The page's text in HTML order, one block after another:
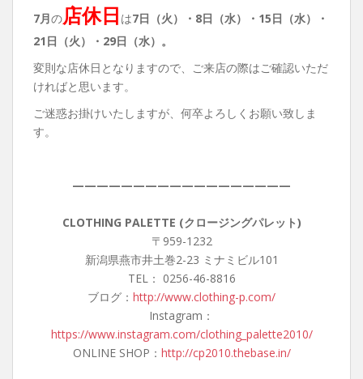
7月の店休日 は7日（火）・8日（水）・15日（水）・
21日（火）・29日（水）。
変則な店休日となりますので、ご来店の際はご確認いただ
ければと思います。
ご迷惑お掛けいたしますが、何卒よろしくお願い致しま
す。
——————————————————
CLOTHING PALETTE (クロージングパレット)
〒959-1232
新潟県燕市井土巻2-23 ミナミビル101
TEL： 0256-46-8816
ブログ： http://www.clothing-p.com/
Instagram：
https://www.instagram.com/clothing_palette2010/
ONLINE SHOP： http://cp2010.thebase.in/